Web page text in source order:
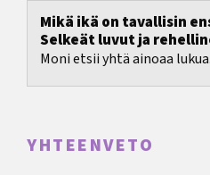
Mikä ikä on tavallisin
Selkeät luvut ja
Moni etsii yhtä ainoaa lukua.
YHTEENVETO